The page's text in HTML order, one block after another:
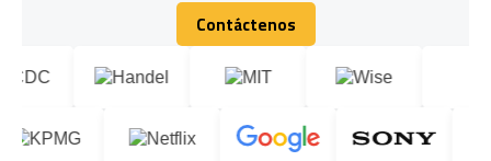
Contáctenos
Contáctenos